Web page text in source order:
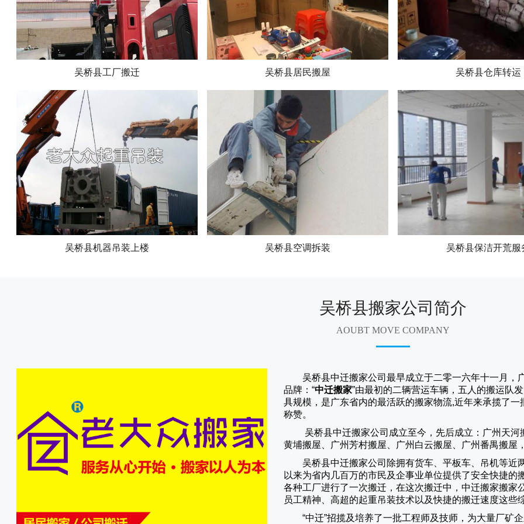
吴桥县工厂搬迁 吴桥县居民搬屋 吴桥县仓库转运
吴桥县机器吊装上楼 吴桥县空调拆装 吴桥县保洁开荒服
吴桥县搬家公司简介
AOUBT MOVE COMPANY
吴桥县中迁搬家公司最早成立于二零一六年十一月，
品牌：“中迁搬家”由最初的二辆营运车辆，五人的搬运队
具规模，是广东省内的最活跃的搬家物流,近年来承揽了
称赞。
吴桥县中迁搬家公司成立至今，先后成立：广州天
黄埔搬屋、广州芳村搬屋、广州白云搬屋、广州番禺搬
吴桥县中迁搬家公司除拥有货车、平板车、吊机等近
以来为省内几百万的市民及企事业单位提供了安全快捷
各种工厂进行了一次搬迁，在这次搬迁中，中迁搬家搬家
员工精神、高超的起重吊装技术以及快捷的搬迁速度这些
“中迁”招揽及培养了一批工程师及技师，为大量厂矿